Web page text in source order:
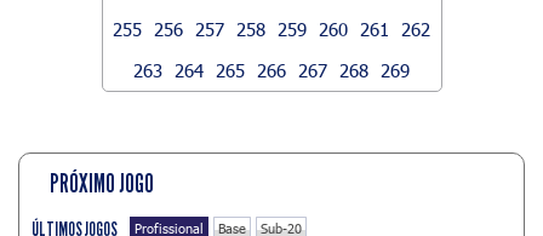
255
256 257 258 259 260 261
262
263
264 265 266 267 268 269
PRÓXIMO JOGO
ÚLTIMOS JOGOS Profissional Base Sub-20